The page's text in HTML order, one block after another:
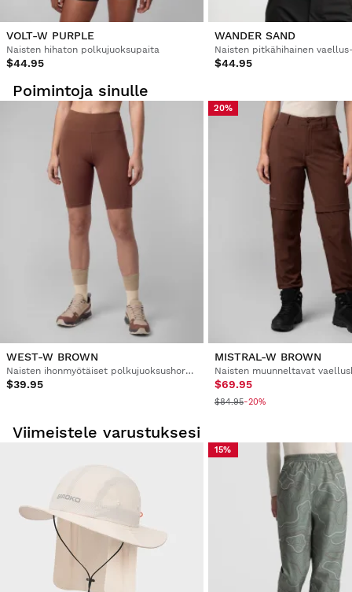
VOLT-W PURPLE
Naisten hihaton polkujuoksupaita
$44.95
WANDER SAND
Naisten pitkähihainen
$44.95
Poimintoja sinulle
WEST-W BROWN
Naisten ihonmyötäiset polkujuoksushortsit
$39.95
20%
MISTRAL-W BROWN
Naisten muunneltavat
$69.95
$84.95-20%
Viimeistele varustuksesi
15%